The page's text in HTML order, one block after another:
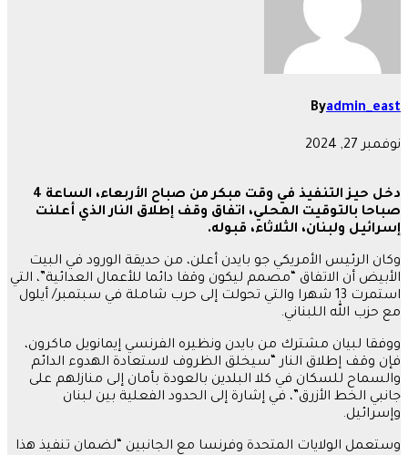
Byadmin_east
نوفمبر 27, 2024
دخل
حيز التنفيذ في وقت مبكر من صباح الأربعاء، الساعة 4
صباحا بالتوقيت المحلي، اتفاق وقف إطلاق النار الذي أعلنت
إسرائيل ولبنان، الثلاثاء، قبوله.
وكان الرئيس الأمريكي جو بايدن أعلن، من حديقة الورود في البيت
الأبيض أن الاتفاق “مصمم ليكون وقفا دائما للأعمال العدائية”، التي
استمرت 13 شهرا والتي تحولت إلى حرب شاملة في سبتمبر/ أيلول
مع حزب الله اللبناني.
ووفقا لبيان مشترك من بايدن ونظيره الفرنسي إيمانويل ماكرون،
فإن وقف إطلاق النار “سيخلق الظروف لاستعادة الهدوء الدائم
والسماح للسكان في كلا البلدين بالعودة بأمان إلى منازلهم على
جانبي الخط الأزرق”، في إشارة إلى الحدود الفعلية بين لبنان
وإسرائيل.
وستعمل الولايات المتحدة وفرنسا مع الجانبين “لضمان تنفيذ هذا